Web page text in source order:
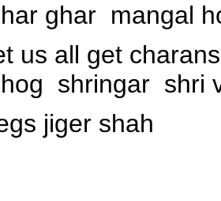
ghar mangal
us all get
shringar shri
jiger shah